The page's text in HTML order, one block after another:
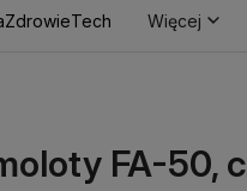
ZdrowieTech Więcej
FA-50,